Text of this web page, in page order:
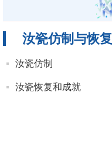
汝瓷仿制与恢复
汝瓷仿制
汝瓷恢复和成就